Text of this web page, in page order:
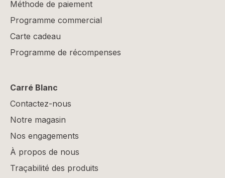
Méthode de paiement
Programme commercial
Carte cadeau
Programme de récompenses
Carré Blanc
Contactez-nous
Notre magasin
Nos engagements
À propos de nous
Traçabilité des produits